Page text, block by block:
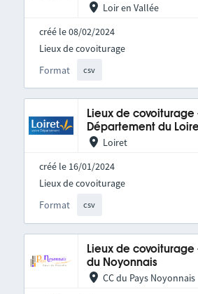
Loir en Vallée
créé le 08/02/2024
Format csv
Lieux de covoiturage
Lieux de covoiturage
Département du
Loiret
créé le 16/01/2024
Format csv
Lieux de covoiturage
Lieux de covoiturage
du Noyonnais
CC du Pays Noyonnais